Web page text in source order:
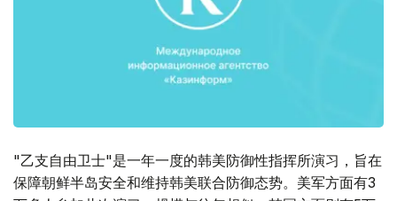
"乙支自由卫士"是一年一度的韩美防御性指挥所演习，旨在
保障朝鲜半岛安全和维持韩美联合防御态势。美军方面有3